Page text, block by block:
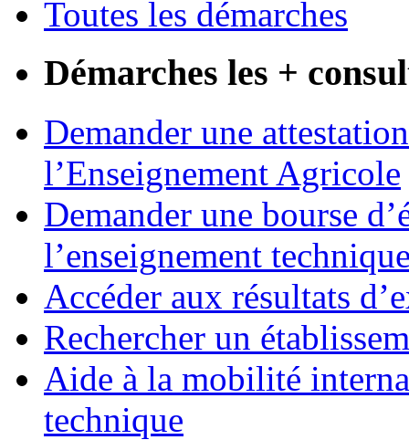
Toutes les démarches
Démarches les +
Demander une
l’Enseignement Agricole
Demander une bourse
l’enseignement
Accéder aux résultats
Rechercher un
Aide à la mobilité
technique